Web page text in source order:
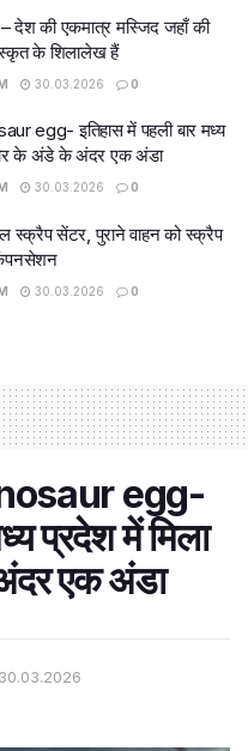
– देश की एकमात्र मस्जिद जहाँ की
के शिलालेख हैं
30.03.2026 0
egg- इतिहास में पहली बार मध्य
के अंडे के अंदर एक अंडा
30.03.2026 0
स्क्रैप सेंटर, पुराने वाहन को स्क्रैप
30.03.2026 0
egg-
प्रदेश में मिला
एक अंडा
30.03.2026